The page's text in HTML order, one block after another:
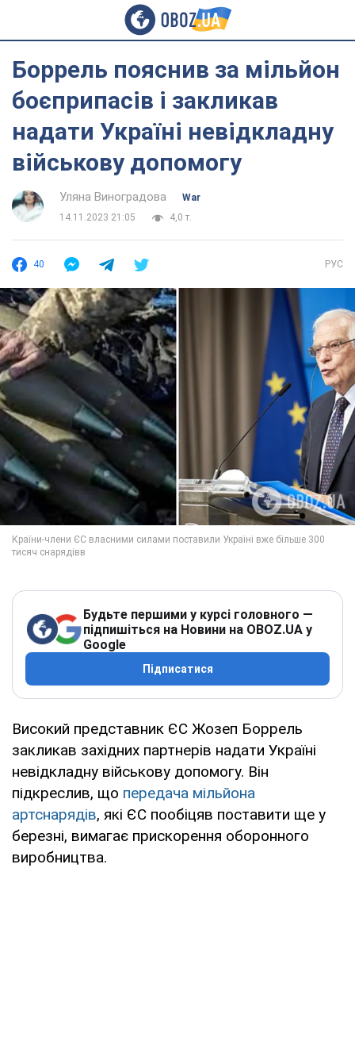
Боррель пояснив за мільйон
боєприпасів і закликав
надати Україні невідкладну
військову допомогу
Уляна Виноградова
War
14.11.2023 21:05
4,0 т.
40 РУС
Будьте першими у курсі головного —
підпишіться на Новини на OBOZ.UA у
Google
Підписатися
Високий представник ЄС Жозеп Боррель
закликав західних партнерів надати Україні
невідкладну військову допомогу. Він
підкреслив, що передача мільйона
артснарядів, які ЄС пообіцяв поставити ще у
березні, вимагає прискорення оборонного
виробництва.